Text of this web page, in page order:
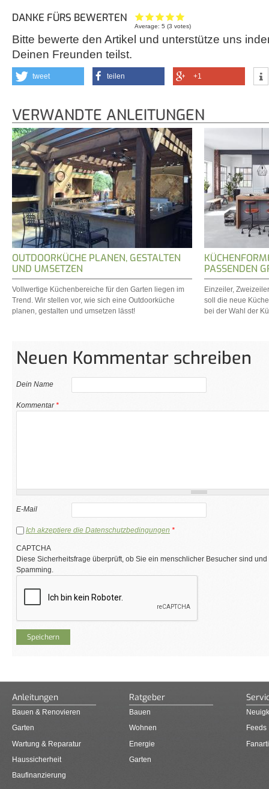
DANKE FÜRS BEWERTEN
Average:5 (3 votes)
Bitte bewerte den Artikel und unterstütze uns
Deinen Freunden teilst.
tweet teilen +1
VERWANDTE ANLEITUNGEN
OUTDOORKÜCHE PLANEN, GESTALTEN
UND UMSETZEN
Vollwertige Küchenbereiche für den Garten liegen im
Trend. Wir stellen vor, wie sich eine Outdoorküche
planen, gestalten und umsetzen lässt!
PASSENDEN
Einzeiler,
soll die neue
bei der Wahl der
Neuen Kommentar schreiben
Dein Name
Kommentar*
E-Mail
Ich akzeptiere die Datenschutzbedingungen *
CAPTCHA
Diese Sicherheitsfrage überprüft, ob Sie ein menschlicher Besucher sind
Spamming.
Anleitungen
Bauen & Renovieren
Garten
Wartung & Reparatur
Haussicherheit
Baufinanzierung
Ratgeber
Bauen
Wohnen
Energie
Garten
Feeds